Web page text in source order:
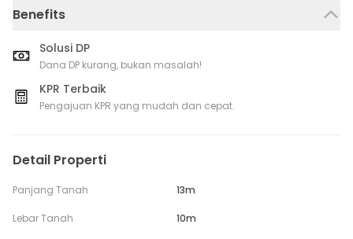
Benefits
Solusi DP
Dana DP kurang, bukan masalah!
KPR Terbaik
Pengajuan KPR yang mudah dan cepat.
Detail Properti
Panjang Tanah 13m
Lebar Tanah 10m